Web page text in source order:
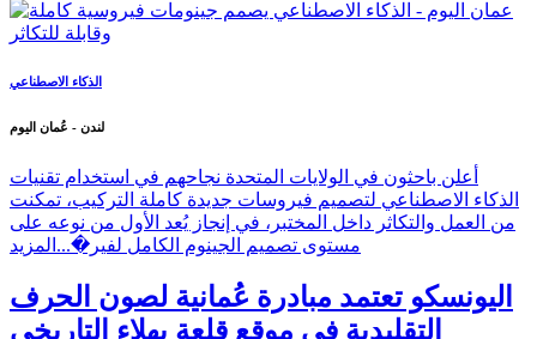
الذكاء الاصطناعي
لندن - عُمان اليوم
أعلن باحثون في الولايات المتحدة نجاحهم في استخدام تقنيات
الذكاء الاصطناعي لتصميم فيروسات جديدة كاملة التركيب، تمكنت
من العمل والتكاثر داخل المختبر، في إنجاز يُعد الأول من نوعه على
مستوى تصميم الجينوم الكامل لفير�... المزيد
اليونسكو تعتمد مبادرة عُمانية لصون الحرف
التقليدية في موقع قلعة بهلاء التاريخي